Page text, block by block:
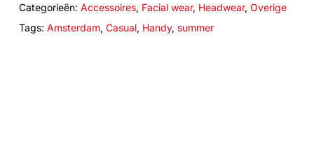
Categorieën: Accessoires, Facial wear, Headwear, Overige
Tags: Amsterdam, Casual, Handy, summer